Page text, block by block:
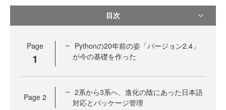
目次
Page
1
Pythonの20年前の姿「バージョン2.4」
が今の基礎を作った
Page 2
2系から3系へ、進化の陰にあった日本語
対応とパッケージ管理